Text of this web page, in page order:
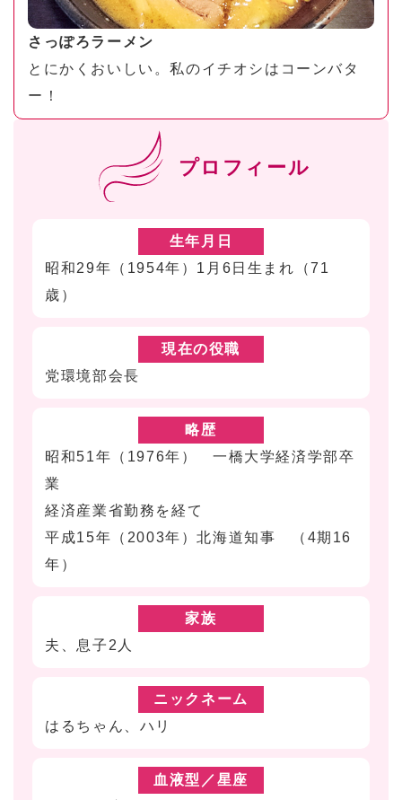
さっぽろラーメン
とにかくおいしい。私のイチオシはコーンバタ
ー！
プロフィール
生年月日
昭和29年（1954年）1月6日生まれ（71
歳）
現在の役職
党環境部会長
略歴
昭和51年（1976年） 一橋大学経済学部卒
業
経済産業省勤務を経て
平成15年（2003年）北海道知事 （4期16
年）
家族
夫、息子2人
ニックネーム
はるちゃん、ハリ
血液型／星座